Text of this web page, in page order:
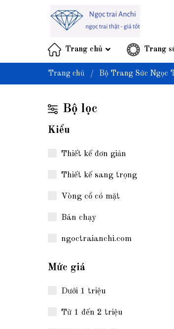
Trang chủ Trang
Trang chủ / Bộ Trang Sức Ngọc
Bộ lọc
Kiểu
Thiết kế đơn giản
Thiết kế sang trọng
Vòng cổ có mặt
Bán chạy
ngoctraianchi.com
Mức giá
Dưới 1 triệu
Từ 1 đến 2 triệu